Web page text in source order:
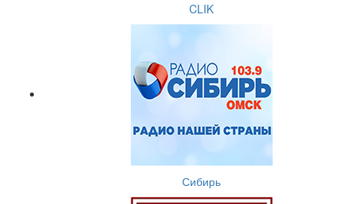
CLIK
Сибирь